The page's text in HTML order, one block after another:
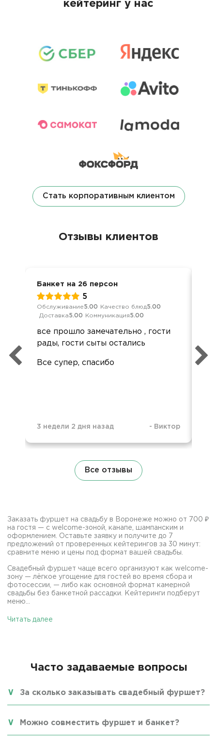
кейтеринг у нас
Стать корпоративным клиентом
Отзывы клиентов
Банкет на 26 персон
5
Обслуживание5.00 Качество блюд5.00
Доставка5.00 Коммуникация5.00
все прошло замечательно , гости
рады, гости сыты остались
Все супер, спасибо
3 недели 2 дня назад - Виктор
Все отзывы
Заказать фуршет на свадьбу в Воронеже можно от 700 ₽
на гостя — с welcome-зоной, канапе, шампанским и
оформлением. Оставьте заявку и получите до 7
предложений от проверенных кейтерингов за 30 минут:
сравните меню и цены под формат вашей свадьбы.
Свадебный фуршет чаще всего организуют как welcome-
зону — лёгкое угощение для гостей во время сбора и
фотосессии, — либо как основной формат камерной
свадьбы без банкетной рассадки. Кейтеринги подберут
меню...
Читать далее
Часто задаваемые вопросы
За сколько заказывать свадебный фуршет?
Можно совместить фуршет и банкет?